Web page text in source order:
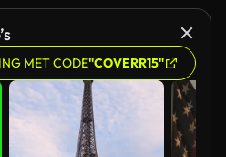
MET CODE"COVERR15"